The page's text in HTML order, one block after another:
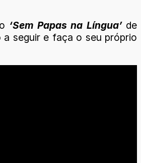
‘Sem Papas na Língua’de
a seguir e faça o seu próprio